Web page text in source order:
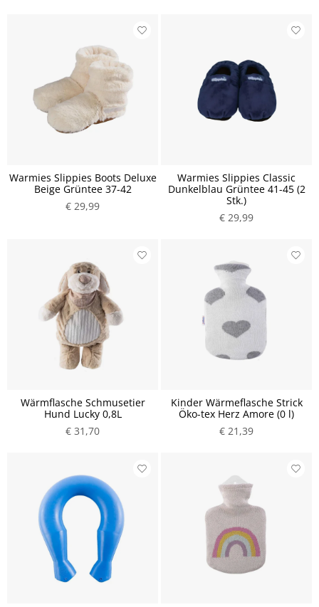
Warmies Slippies Boots Deluxe
Beige Grüntee 37-42
€ 29,99
Warmies Slippies Classic
Dunkelblau Grüntee 41-45 (2
Stk.)
€ 29,99
Wärmflasche Schmusetier
Hund Lucky 0,8L
€ 31,70
Kinder Wärmeflasche Strick
Öko-tex Herz Amore (0 l)
€ 21,39